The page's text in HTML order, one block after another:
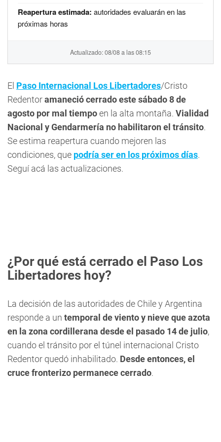
Reapertura estimada: autoridades evaluarán en las
próximas horas
Actualizado: 08/08 a las 08:15
El Paso Internacional Los Libertadores/Cristo
Redentoramaneció cerrado este sábado 8 de
agosto por mal tiempoen la alta montaña. Vialidad
Nacional y Gendarmería no habilitaron el tránsito.
Se estima reapertura cuando mejoren las
condiciones, que podría ser en los próximos días.
Seguí acá las actualizaciones.
¿Por qué está cerrado el Paso Los
Libertadores hoy?
La decisión de las autoridades de Chile y Argentina
responde a un temporal de viento y nieve que azota
en la zona cordillerana desde el pasado 14 de julio,
cuando el tránsito por el túnel internacional Cristo
Redentor quedó inhabilitado. Desde entonces, el
cruce fronterizo permanece cerrado.